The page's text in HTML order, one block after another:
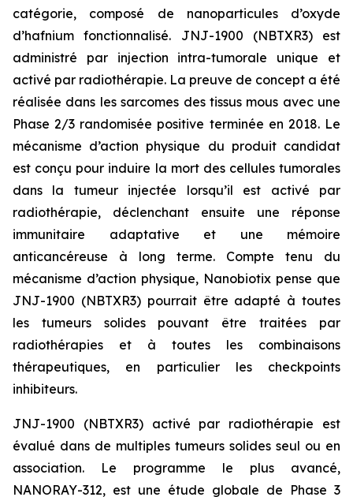
catégorie, composé de nanoparticules d’oxyde
d’hafnium fonctionnalisé. JNJ-1900 (NBTXR3) est
administré par injection intra-tumorale unique et
activé par radiothérapie. La preuve de concept a été
réalisée dans les sarcomes des tissus mous avec une
Phase 2/3 randomisée positive terminée en 2018. Le
mécanisme d’action physique du produit candidat
est conçu pour induire la mort des cellules tumorales
dans la tumeur injectée lorsqu’il est activé par
radiothérapie, déclenchant ensuite une réponse
immunitaire adaptative et une mémoire
anticancéreuse à long terme. Compte tenu du
mécanisme d’action physique, Nanobiotix pense que
JNJ-1900 (NBTXR3) pourrait être adapté à toutes
les tumeurs solides pouvant être traitées par
radiothérapies et à toutes les combinaisons
thérapeutiques, en particulier les checkpoints
inhibiteurs.
JNJ-1900 (NBTXR3) activé par radiothérapie est
évalué dans de multiples tumeurs solides seul ou en
association. Le programme le plus avancé,
NANORAY-312, est une étude globale de Phase 3